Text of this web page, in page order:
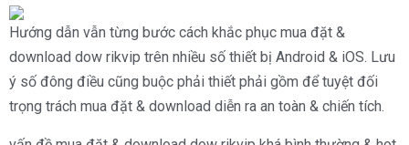
Hướng dẫn vẫn từng bước cách khắc phục mua đặt &
download dow rikvip trên nhiều số thiết bị Android & iOS. Lưu
ý số đông điều cũng buộc phải thiết phải gồm để tuyệt đối
trọng trách mua đặt & download diễn ra an toàn & chiến tích.